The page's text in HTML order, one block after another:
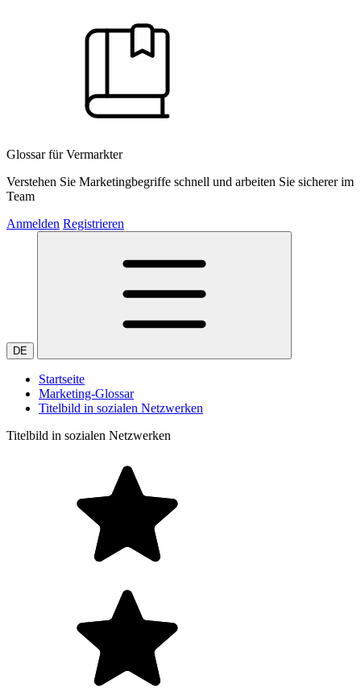
Glossar für Vermarkter
Verstehen Sie Marketingbegriffe schnell und arbeiten Sie sicherer im
Team
Anmelden Registrieren
DE
Startseite
Marketing-Glossar
Titelbild in sozialen Netzwerken
Titelbild in sozialen Netzwerken